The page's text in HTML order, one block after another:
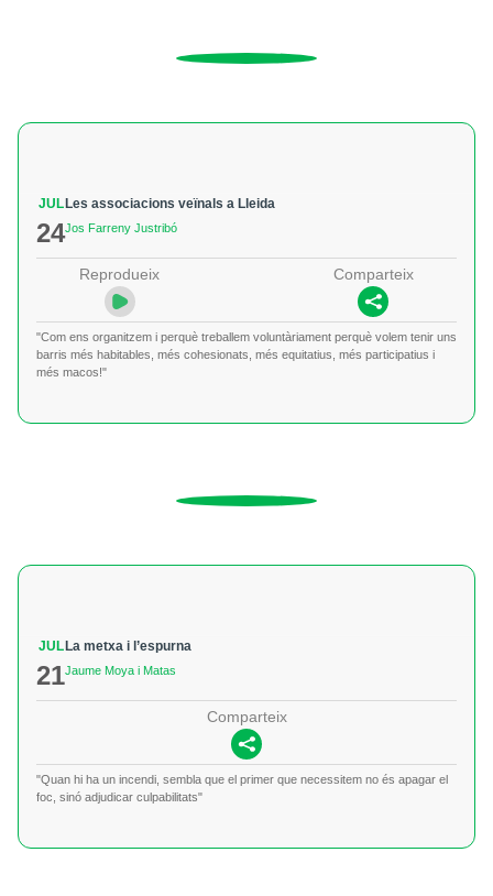
JUL
24
Les associacions veïnals a Lleida
Jos Farreny Justribó
Reprodueix Comparteix
"Com ens organitzem i perquè treballem voluntàriament perquè volem tenir uns
barris més habitables, més cohesionats, més equitatius, més participatius i
més macos!"
JUL
21
La metxa i l’espurna
Jaume Moya i Matas
Comparteix
"Quan hi ha un incendi, sembla que el primer que necessitem no és apagar el
foc, sinó adjudicar culpabilitats"